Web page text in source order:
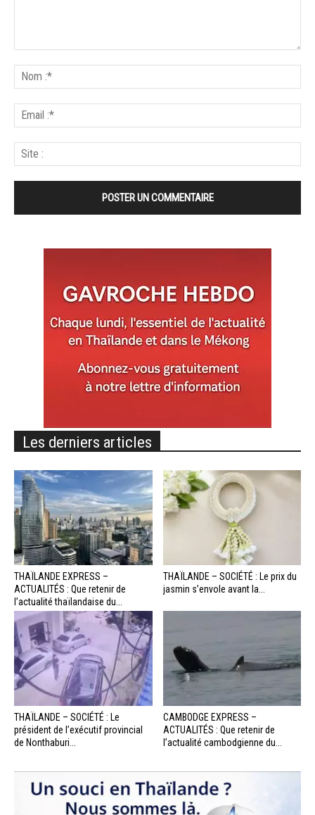
Les derniers articles
THAÏLANDE EXPRESS –
ACTUALITÉS : Que retenir de
l’actualité thaïlandaise du...
THAÏLANDE – SOCIÉTÉ : Le prix du
jasmin s’envole avant la...
THAÏLANDE – SOCIÉTÉ : Le
président de l’exécutif provincial
de Nonthaburi...
CAMBODGE EXPRESS –
ACTUALITÉS : Que retenir de
l’actualité cambodgienne du...